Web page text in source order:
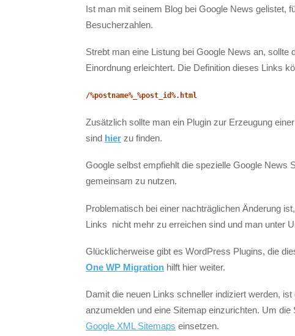
Ist man mit seinem Blog bei Google News gelistet,
Besucherzahlen.
Strebt man eine Listung bei Google News an,
Einordnung erleichtert. Die Definition dieses Links
/%postname%_%post_id%.html
Zusätzlich sollte man ein Plugin zur Erzeugung
sind hier zu finden.
Google selbst empfiehlt die spezielle Google News
gemeinsam zu nutzen.
Problematisch bei einer nachträglichen Änderung
Links nicht mehr zu erreichen sind und man unter
Glücklicherweise gibt es WordPress Plugins, die
One WP Migration hilft hier weiter.
Damit die neuen Links schneller indiziert werden,
anzumelden und eine Sitemap einzurichten. Um
Google XML Sitemaps einsetzen.